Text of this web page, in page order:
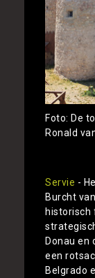
Foto: De
Ronald
Servie -
Burcht
historisch
Donau en
een
Belgrado